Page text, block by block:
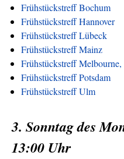
Frühstückstreff Bochum
Frühstückstreff Hannover
Frühstückstreff Lübeck
Frühstückstreff Mainz
Frühstückstreff
Frühstückstreff Potsdam
Frühstückstreff Ulm
3. Sonntag des
13:00 Uhr